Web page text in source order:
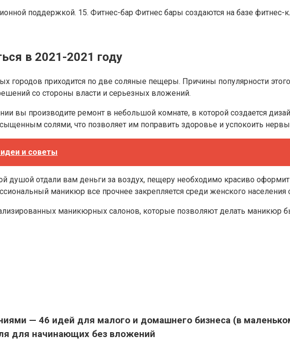
поддержкой. 15. Фитнес-бар Фитнес бары создаются на базе фитнес-
в 2021-2021 году
городов приходится по две соляные пещеры. Причины популярности
со стороны власти и серьезных вложений.
вы производите ремонт в небольшой комнате, в которой создается
солями, что позволяет им поправить здоровье и успокоить
и советы
душой отдали вам деньги за воздух, пещеру необходимо красиво
маникюр все прочнее закрепляется среди женского населения
маникюрных салонов, которые позволяют делать маникюр
— 46 идей для малого и домашнего бизнеса (в
для начинающих без вложений